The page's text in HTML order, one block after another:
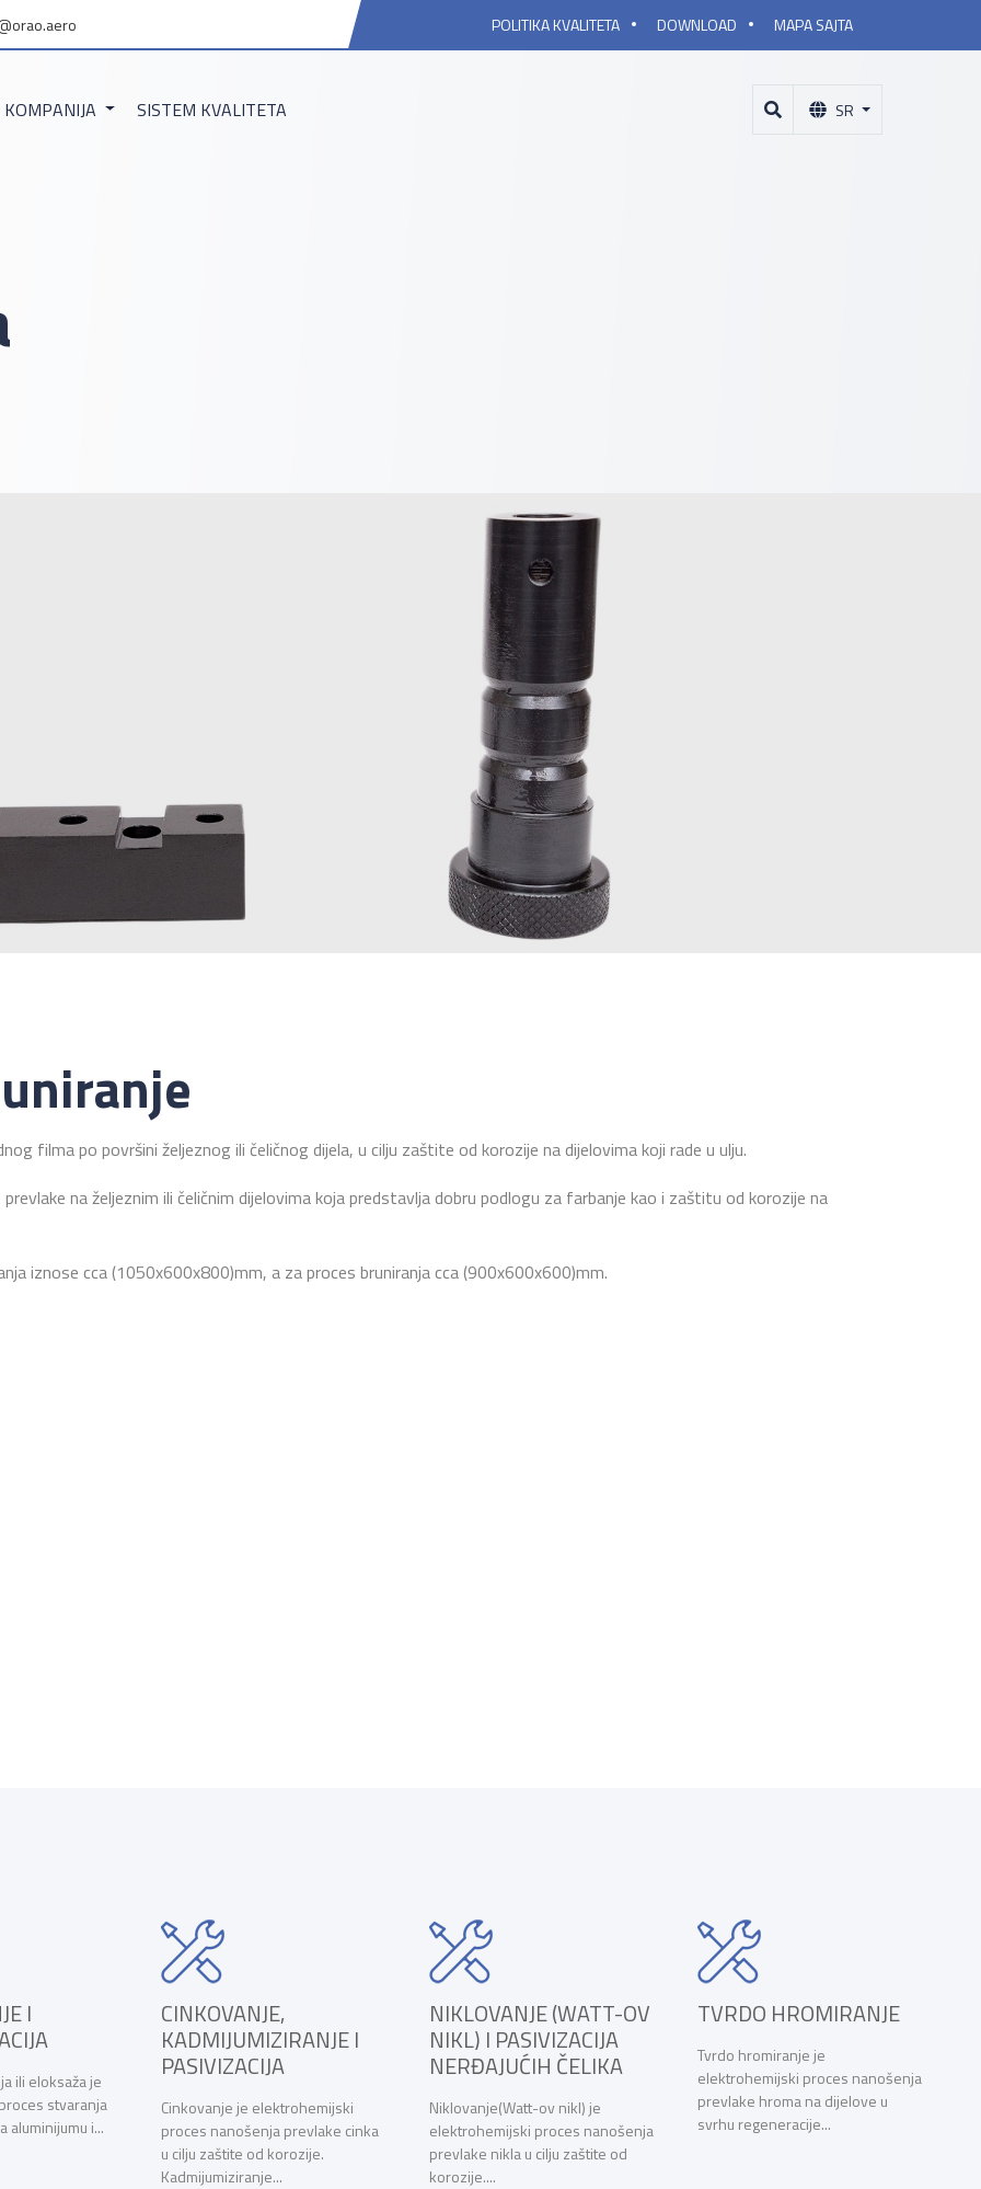
POLITIKA KVALITETA DOWNLOAD MAPA SAJTA
KOMPANIJA SISTEM KVALITETA SR
filma po površini željeznog ili čeličnog dijela, u cilju zaštite od korozije na dijelovima koji rade u ulju.
na željeznim ili čeličnim dijelovima koja predstavlja dobru podlogu za farbanje kao i zaštitu od korozije na
iznose cca (1050x600x800)mm, a za proces bruniranja cca (900x600x600)mm.
I
elektrohemijski
prevlake cinka
NIKLOVANJE (WATT-OV
NIKL) I PASIVIZACIJA
NERĐAJUĆIH ČELIKA
Niklovanje(Watt-ov nikl) je
elektrohemijski proces nanošenja
prevlake nikla u cilju zaštite od
korozije....
TVRDO HROMIRANJE
Tvrdo hromiranje je
elektrohemijski proces nanošenja
prevlake hroma na dijelove u
svrhu regeneracije...
SREBRENJE I
(TEHNIČKE PREVLAKE)
Srebrenje je elektrohemijski
proces nanošenja prevlake